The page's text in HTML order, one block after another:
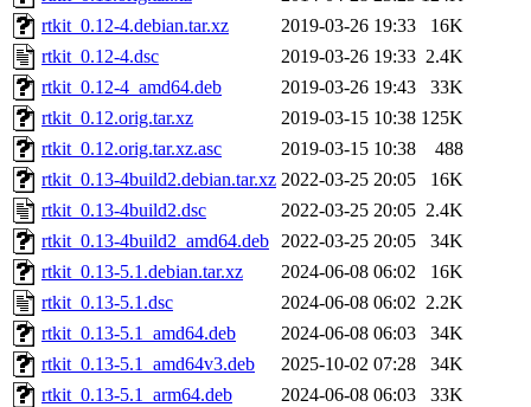
rtkit_0.12-4.debian.tar.xz
2019-03-26 19:33
16K
rtkit_0.12-4.dsc
2019-03-26 19:33 2.4K
rtkit_0.12-4_amd64.deb
2019-03-26 19:43
33K
rtkit_0.12.orig.tar.xz
2019-03-15 10:38 125K
rtkit_0.12.orig.tar.xz.asc
2019-03-15 10:38
488
rtkit_0.13-4build2.debian.tar.xz 2022-03-25 20:05
16K
rtkit_0.13-4build2.dsc
2022-03-25 20:05 2.4K
rtkit_0.13-4build2_amd64.deb 2022-03-25 20:05
34K
rtkit_0.13-5.1.debian.tar.xz
2024-06-08 06:02
16K
rtkit_0.13-5.1.dsc
2024-06-08 06:02 2.2K
rtkit_0.13-5.1_amd64.deb
2024-06-08 06:03
34K
rtkit_0.13-5.1_amd64v3.deb
2025-10-02 07:28
34K
rtkit_0.13-5.1_arm64.deb
2024-06-08 06:03
33K